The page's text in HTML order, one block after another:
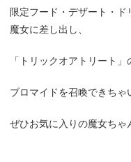
限定フード・デザート・ド
魔女に差し出し、
「トリックオアトリート
ぜひお気に入りの魔女ちゃ